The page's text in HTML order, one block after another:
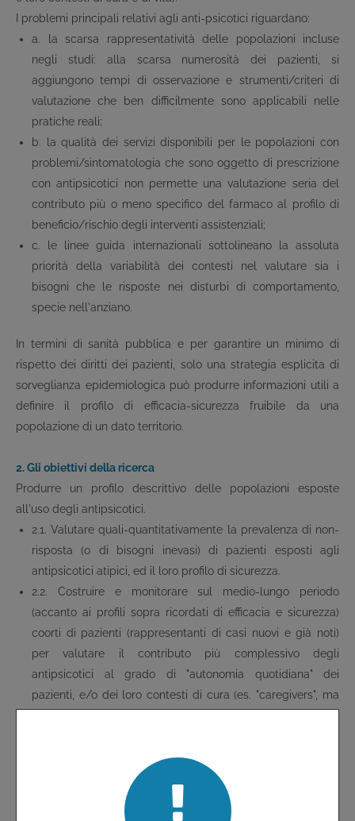
I problemi principali relativi agli anti-psicotici riguardano:
a. la scarsa rappresentatività delle popolazioni incluse
negli studi: alla scarsa numerosità dei pazienti, si
aggiungono tempi di osservazione e strumenti/criteri di
valutazione che ben difficilmente sono applicabili nelle
pratiche reali;
b. la qualità dei servizi disponibili per le popolazioni con
problemi/sintomatologia che sono oggetto di prescrizione
con antipsicotici non permette una valutazione seria del
contributo più o meno specifico del farmaco al profilo di
beneficio/rischio degli interventi assistenziali;
c. le linee guida internazionali sottolineano la assoluta
priorità della variabilità dei contesti nel valutare sia i
bisogni che le risposte nei disturbi di comportamento,
specie nell'anziano.
In termini di sanità pubblica e per garantire un minimo di
rispetto dei diritti dei pazienti, solo una strategia esplicita di
sorveglianza epidemiologica può produrre informazioni utili a
definire il profilo di efficacia-sicurezza fruibile da una
popolazione di un dato territorio.
2. Gli obiettivi della ricerca
Produrre un profilo descrittivo delle popolazioni esposte
all'uso degli antipsicotici.
2.1. Valutare quali-quantitativamente la prevalenza di non-
risposta (o di bisogni inevasi) di pazienti esposti agli
antipsicotici atipici, ed il loro profilo di sicurezza.
2.2. Costruire e monitorare sul medio-lungo periodo
(accanto ai profili sopra ricordati di efficacia e sicurezza)
coorti di pazienti (rappresentanti di casi nuovi e già noti)
per valutare il contributo più complessivo degli
antipsicotici al grado di "autonomia quotidiana" dei
pazienti, e/o dei loro contesti di cura (es. "caregivers", ma
assistenziali come quelle previste nei punti precedenti,
considerare la opportunità di stime di farmacoeconomia
rapportate ai costi-carichi assistenziali complessivi nei